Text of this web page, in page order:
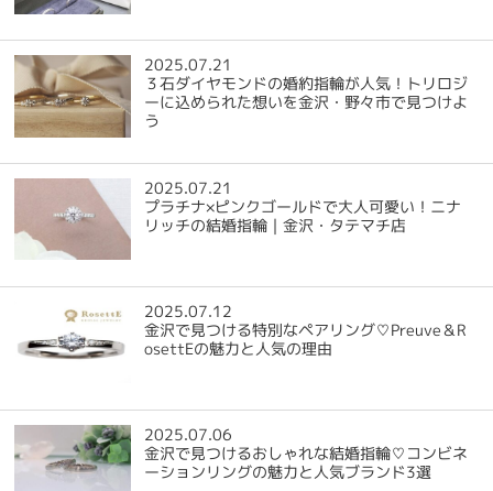
2025.07.21
３石ダイヤモンドの婚約指輪が人気！トリロジ
ーに込められた想いを金沢・野々市で見つけよ
う
2025.07.21
プラチナ×ピンクゴールドで大人可愛い！ニナ
リッチの結婚指輪｜金沢・タテマチ店
2025.07.12
金沢で見つける特別なペアリング♡Preuve＆R
osettEの魅力と人気の理由
2025.07.06
金沢で見つけるおしゃれな結婚指輪♡コンビネ
ーションリングの魅力と人気ブランド3選